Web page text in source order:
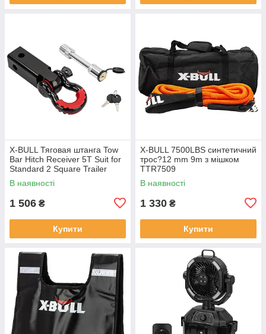
X-BULL Тяговая штанга Tow
Bar Hitch Receiver 5T Suit for
Standard 2 Square Trailer
Connector THR5000
В наявності
1 506 ₴
Купити
X-BULL 7500LBS синтетичний
трос?12 mm 9m з мішком
TTR7509
В наявності
1 330 ₴
Купити